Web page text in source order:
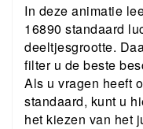
In deze animatie
16890 standaard
deeltjesgrootte.
filter u de beste
Als u vragen heeft
standaard, kunt u
het kiezen van het